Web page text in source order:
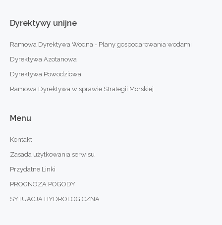
Dyrektywy unijne
Ramowa Dyrektywa Wodna - Plany gospodarowania wodami
Dyrektywa Azotanowa
Dyrektywa Powodziowa
Ramowa Dyrektywa w sprawie Strategii Morskiej
Menu
Kontakt
Zasada użytkowania serwisu
Przydatne Linki
PROGNOZA POGODY
SYTUACJA HYDROLOGICZNA